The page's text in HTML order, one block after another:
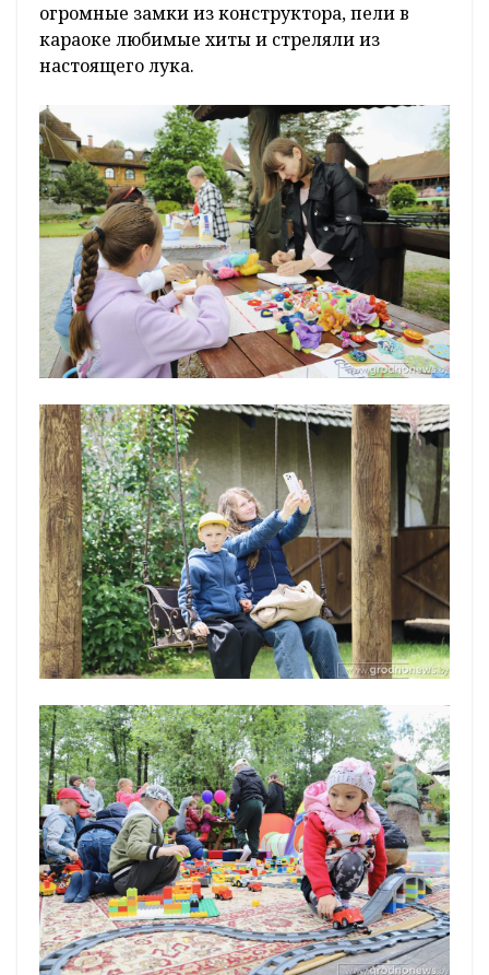
огромные замки из конструктора, пели в
караоке любимые хиты и стреляли из
настоящего лука.